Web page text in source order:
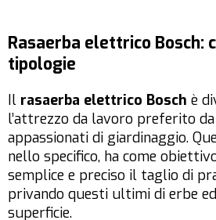
Rasaerba elettrico Bosch:
tipologie
Il rasaerba elettrico Bosch è
l’attrezzo da lavoro preferito
appassionati di giardinaggio.
nello specifico, ha come
semplice e preciso il taglio di
privando questi ultimi di erbe
superficie.